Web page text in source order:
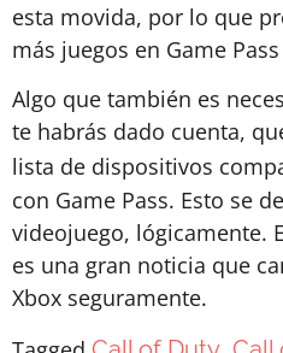
esta movida, por lo que
más juegos en Game
Algo que también es
te habrás dado cuenta,
lista de dispositivos
con Game Pass. Esto se
videojuego, lógicamente.
es una gran noticia que
Xbox seguramente.